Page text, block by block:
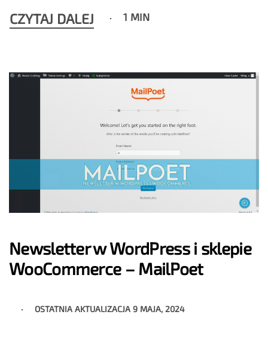
CZYTAJ DALEJ 1 MIN
Newsletter w WordPress i sklepie
WooCommerce – MailPoet
OSTATNIA AKTUALIZACJA9 MAJA, 2024